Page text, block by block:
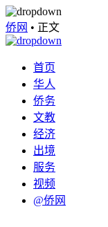
侨网 • 正文
首页
华人
侨务
文教
经济
出境
服务
视频
@侨网